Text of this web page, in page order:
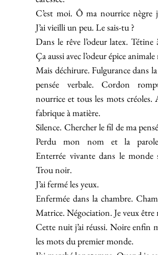
C’est moi. Ô ma nourrice nègre
J’ai vieilli un peu. Le sais-tu ?
Dans le rêve l’odeur latex. Tétine
Ça aussi avec l’odeur épice
Mais déchirure. Fulgurance dans
pensée verbale. Cordon
nourrice et tous les mots créoles.
fabrique à matière.
Silence. Chercher le fil de ma
Perdu mon nom et la
Enterrée vivante dans le monde
Trou noir.
J’ai fermé les yeux.
Enfermée dans la chambre.
Matrice. Négociation. Je veux être
Cette nuit j’ai réussi. Noire enfin
les mots du premier monde.